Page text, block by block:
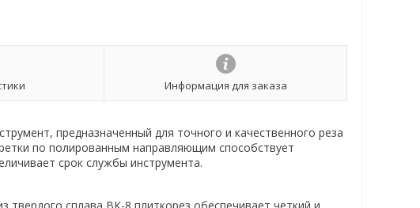
Информация для заказа
предназначенный для точного и качественного реза
по полированным направляющим способствует
срок службы инструмента.